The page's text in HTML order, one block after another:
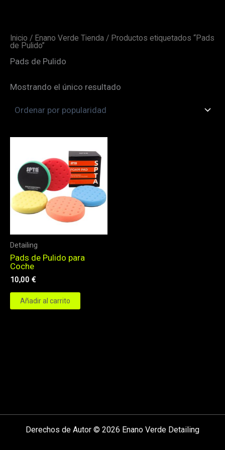
Inicio / Enano Verde Tienda / Productos etiquetados “Pads
de Pulido”
Pads de Pulido
Mostrando el único resultado
Detailing
Pads de Pulido para
Coche
10,00 €
Añadir al carrito
Derechos de Autor © 2026 Enano Verde Detailing